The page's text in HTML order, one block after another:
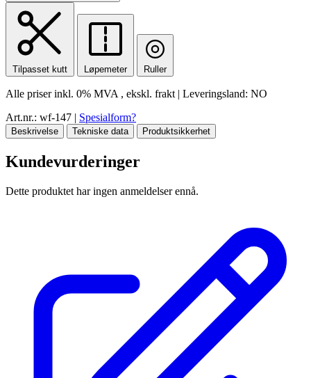
Tilpasset kutt Løpemeter Ruller
Alle priser inkl. 0% MVA , ekskl. frakt | Leveringsland: NO
Art.nr.: wf-147 | Spesialform?
Beskrivelse Tekniske data Produktsikkerhet
Kundevurderinger
Dette produktet har ingen anmeldelser ennå.